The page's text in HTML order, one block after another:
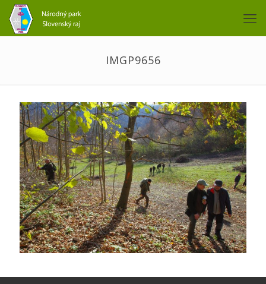
IMGP9656